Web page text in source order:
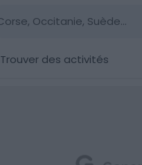
Trouver des activités